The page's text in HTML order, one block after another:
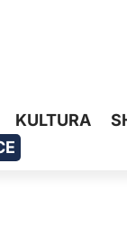
KULTURA